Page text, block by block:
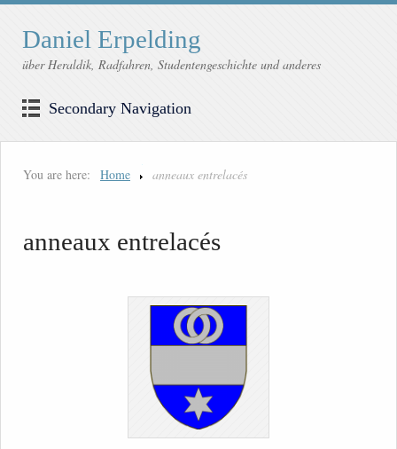
Daniel Erpelding
über Heraldik, Radfahren, Studentengeschichte und anderes
Secondary Navigation
You are here: Home anneaux entrelacés
anneaux entrelacés